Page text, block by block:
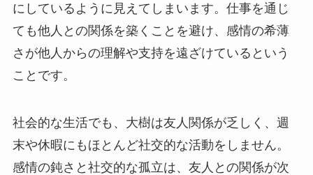
にしているように見えてしまいます。仕事を通じ
ても他人との関係を築くことを避け、感情の希薄
さが他人からの理解や支持を遠ざけているという
ことです。
社会的な生活でも、大樹は友人関係が乏しく、週
末や休暇にもほとんど社交的な活動をしません。
感情の鈍さと社交的な孤立は、友人との関係が次